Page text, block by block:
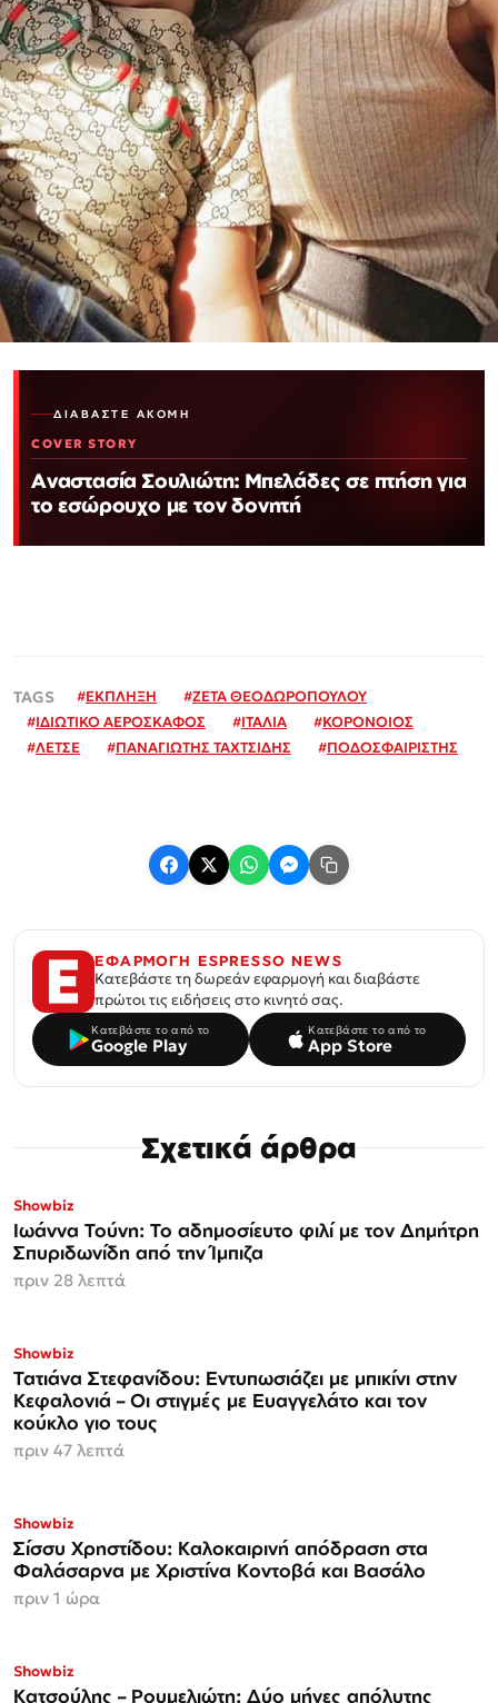
ΔΙΑΒΆΣΤΕ ΑΚΌΜΗ
COVER STORY
Αναστασία Σουλιώτη: Μπελάδες σε πτήση για
το εσώρουχο με τον δονητή
#ΕΚΠΛΗΞΗ #ΖΕΤΑ ΘΕΟΔΩΡΟΠΟΥΛΟΥ
#ΙΔΙΩΤΙΚΟ ΑΕΡΟΣΚΑΦΟΣ #ΙΤΑΛΙΑ #ΚΟΡΟΝΟΙΟΣ
#ΛΕΤΣΕ #ΠΑΝΑΓΙΩΤΗΣ ΤΑΧΤΣΙΔΗΣ #ΠΟΔΟΣΦΑΙΡΙΣΤΗΣ
ΕΦΑΡΜΟΓΗ ESPRESSO NEWS
Κατεβάστε τη δωρεάν εφαρμογή και διαβάστε
πρώτοι τις ειδήσεις στο κινητό σας.
Κατεβάστε το από το
Google Play
Κατεβάστε το από το
App Store
Σχετικά άρθρα
Showbiz
Ιωάννα Τούνη: Το αδημοσίευτο φιλί με τον Δημήτρη
Σπυριδωνίδη από την Ίμπιζα
πριν 28 λεπτά
Showbiz
Τατιάνα Στεφανίδου: Εντυπωσιάζει με μπικίνι στην
Κεφαλονιά – Οι στιγμές με Ευαγγελάτο και τον
κούκλο γιο τους
πριν 47 λεπτά
Showbiz
Σίσσυ Χρηστίδου: Καλοκαιρινή απόδραση στα
Φαλάσαρνα με Χριστίνα Κοντοβά και Βασάλο
πριν 1 ώρα
Showbiz
Κατσούλης – Ρουμελιώτη: Δύο μήνες απόλυτης